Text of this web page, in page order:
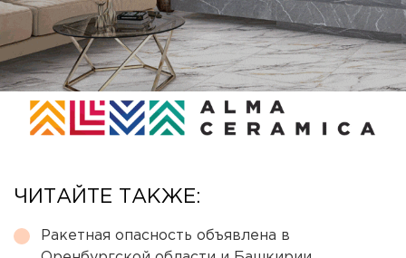
ЧИТАЙТЕ ТАКЖЕ:
Ракетная опасность объявлена в